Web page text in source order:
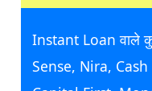
Instant Loan वाले
Sense, Nira,